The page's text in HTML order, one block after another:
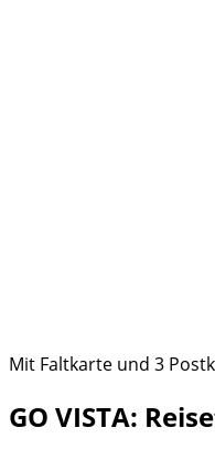
Mit Faltkarte und 3
GO VISTA: